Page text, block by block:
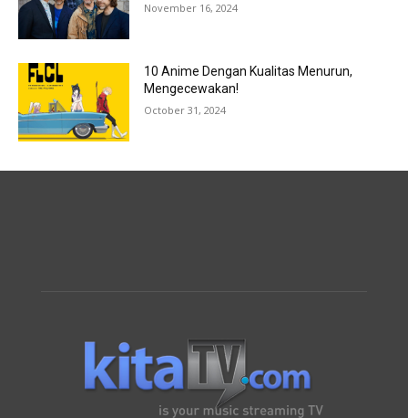
November 16, 2024
10 Anime Dengan Kualitas Menurun,
Mengecewakan!
October 31, 2024